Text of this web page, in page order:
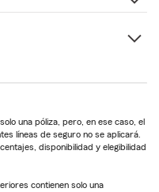
una póliza, pero, en ese caso, el
líneas de seguro no se aplicará.
disponibilidad y elegibilidad
contienen solo una